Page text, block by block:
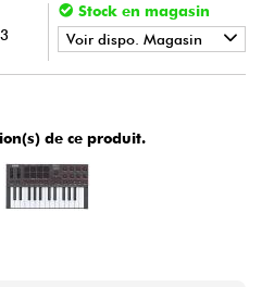
Stock en magasin
Voir dispo. Magasin
•
• Star LILLE
• Star'SMusic
de ce produit.